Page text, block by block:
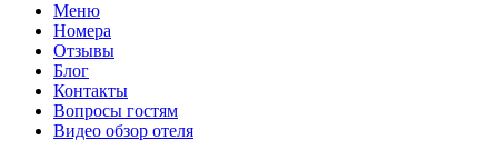
Меню
Номера
Отзывы
Блог
Контакты
Вопросы гостям
Видео обзор отеля